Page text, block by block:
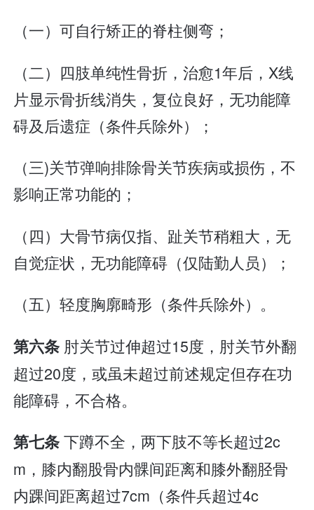
（一）可自行矫正的脊柱侧弯；
（二）四肢单纯性骨折，治愈1年后，X线
片显示骨折线消失，复位良好，无功能障
碍及后遗症（条件兵除外）；
（三)关节弹响排除骨关节疾病或损伤，不
影响正常功能的；
（四）大骨节病仅指、趾关节稍粗大，无
自觉症状，无功能障碍（仅陆勤人员）；
（五）轻度胸廓畸形（条件兵除外）。
第六条 肘关节过伸超过15度，肘关节外翻
超过20度，或虽未超过前述规定但存在功
能障碍，不合格。
第七条下蹲不全，两下肢不等长超过2c
m，膝内翻股骨内髁间距离和膝外翻胫骨
内踝间距离超过7cm（条件兵超过4c